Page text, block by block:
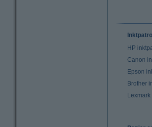
HP
Canon
Epson
Brother